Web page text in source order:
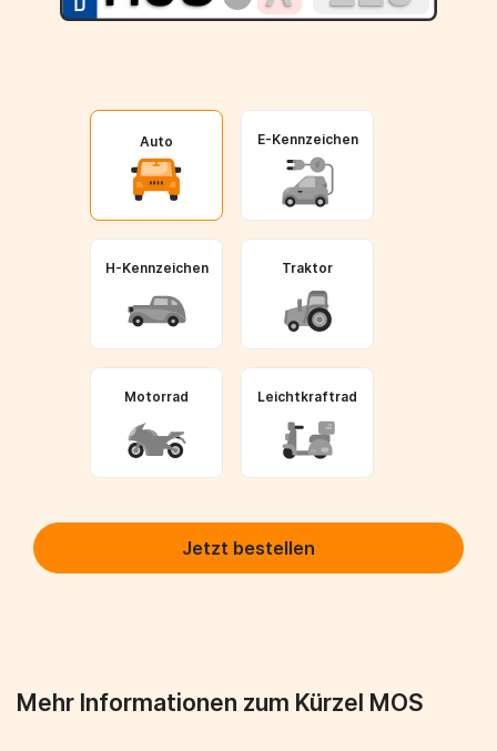
Auto E-Kennzeichen
H-Kennzeichen Traktor
Motorrad Leichtkraftrad
Jetzt bestellen
Mehr Informationen zum Kürzel MOS